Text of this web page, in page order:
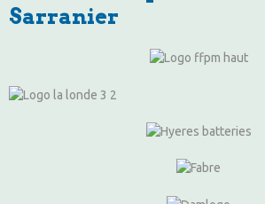
Sarranier